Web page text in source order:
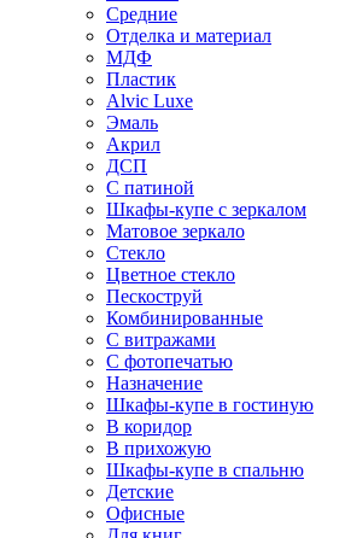
Средние
Отделка и материал
МДФ
Пластик
Alvic Luxe
Эмаль
Акрил
ДСП
С патиной
Шкафы-купе с зеркалом
Матовое зеркало
Стекло
Цветное стекло
Пескоструй
Комбинированные
С витражами
С фотопечатью
Назначение
Шкафы-купе в гостиную
В коридор
В прихожую
Шкафы-купе в спальню
Детские
Офисные